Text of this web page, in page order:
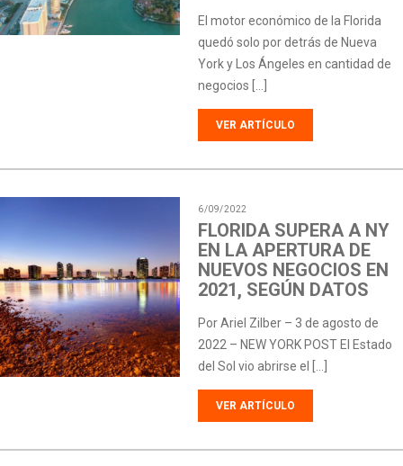
El motor económico de la Florida
quedó solo por detrás de Nueva
York y Los Ángeles en cantidad de
negocios […]
VER ARTÍCULO
6/09/2022
FLORIDA SUPERA A NY
EN LA APERTURA DE
NUEVOS NEGOCIOS EN
2021, SEGÚN DATOS
Por Ariel Zilber – 3 de agosto de
2022 – NEW YORK POST El Estado
del Sol vio abrirse el […]
VER ARTÍCULO